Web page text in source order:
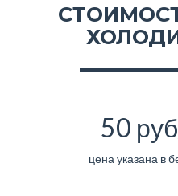
50
цена указана в